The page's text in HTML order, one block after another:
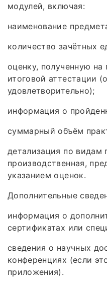
модулей, включая:
наименование
количество зачётных
оценку, полученную
итоговой аттестации
удовлетворительно);
информация о
суммарный объём
детализация по видам
производственная,
указанием оценок.
Дополнительные
информация о
сертификатах или
сведения о научных
конференциях (если
приложения).